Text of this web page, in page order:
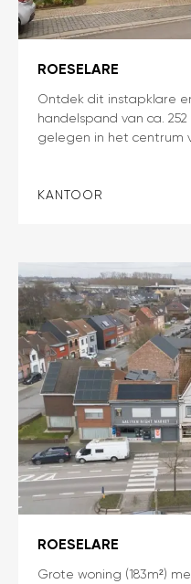
Instapklaar
en
lichtrijk
van
op
strategische
topligging
in
Rumbeke
ROESELARE
Ontdek dit instapklare
handelspand van ca. 252
gelegen in het centrum
KANTOOR
Grote
ROESELARE
Grote woning (183m²)